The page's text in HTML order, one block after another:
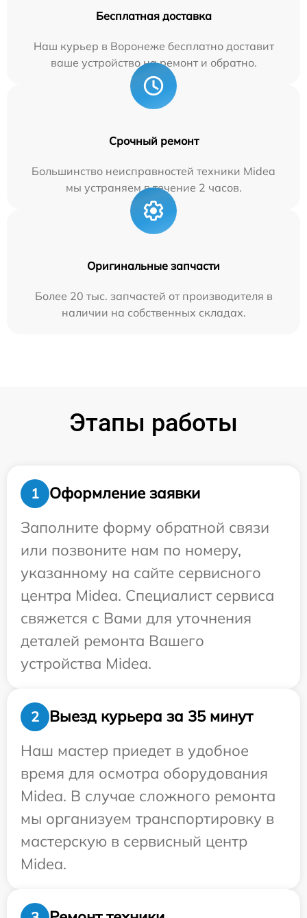
Бесплатная доставка
Наш курьер в Воронеже бесплатно доставит
ваше устройство на ремонт и обратно.
Срочный ремонт
Большинство неисправностей техники Midea
мы устраняем в течение 2 часов.
Оригинальные запчасти
Более 20 тыс. запчастей от производителя в
наличии на собственных складах.
Этапы работы
1
Оформление заявки
Заполните форму обратной связи
или позвоните нам по номеру,
указанному на сайте сервисного
центра Midea. Специалист сервиса
свяжется с Вами для уточнения
деталей ремонта Вашего
устройства Midea.
2
Выезд курьера за 35 минут
Наш мастер приедет в удобное
время для осмотра оборудования
Midea. В случае сложного ремонта
мы организуем транспортировку в
мастерскую в сервисный центр
Midea.